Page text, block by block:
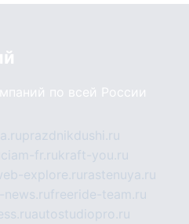
по всей России
prazdnikdushi.ru
ciam-fr.rukraft-you.ru
explore.ru rastenuya.ru
news.rufreeride-team.ru
autostudiopro.ru